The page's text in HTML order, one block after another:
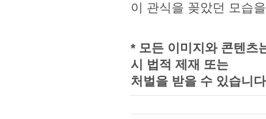
이 관식을 꽂았던 모습
* 모든 이미지와 콘텐츠
시 법적 제재 또는
처벌을 받을 수 있습니